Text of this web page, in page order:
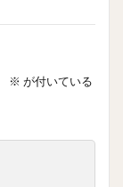
※ が付いている